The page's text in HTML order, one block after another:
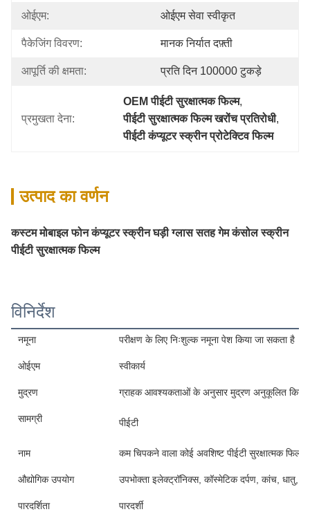
ओईएम: ओईएम सेवा स्वीकृत
पैकेजिंग विवरण: मानक निर्यात दफ़्ती
आपूर्ति की क्षमता: प्रति दिन 100000 टुकड़े
प्रमुखता देना:
OEM पीईटी सुरक्षात्मक फिल्म,
पीईटी सुरक्षात्मक फिल्म खरोंच प्रतिरोधी,
पीईटी कंप्यूटर स्क्रीन प्रोटेक्टिव फिल्म
उत्पाद का वर्णन
कस्टम मोबाइल फोन कंप्यूटर स्क्रीन घड़ी ग्लास सतह गेम कंसोल स्क्रीन
पीईटी सुरक्षात्मक फिल्म
विनिर्देश
नमूना परीक्षण के लिए निःशुल्क नमूना पेश किया जा सकता है
ओईएम स्वीकार्य
मुद्रण ग्राहक आवश्यकताओं के अनुसार मुद्रण अनुकूलित किया
सामग्री पीईटी
नाम कम चिपकने वाला कोई अवशिष्ट पीईटी सुरक्षात्मक फिल्म
औद्योगिक उपयोग उपभोक्ता इलेक्ट्रॉनिक्स, कॉस्मेटिक दर्पण, कांच, धातु,
पारदर्शिता पारदर्शी